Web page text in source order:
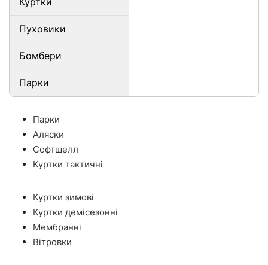
Пуховики
Бомбери
Парки
Парки
Аляски
Софтшелл
Куртки тактичні
Куртки зимові
Куртки демісезонні
Мембранні
Вітровки